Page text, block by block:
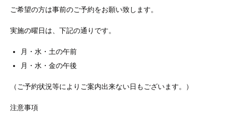
ご希望の方は事前のご予約をお願い致します。
実施の曜日は、下記の通りです。
月・水・土の午前
月・水・金の午後
（ご予約状況等によりご案内出来ない日もございます。）
注意事項